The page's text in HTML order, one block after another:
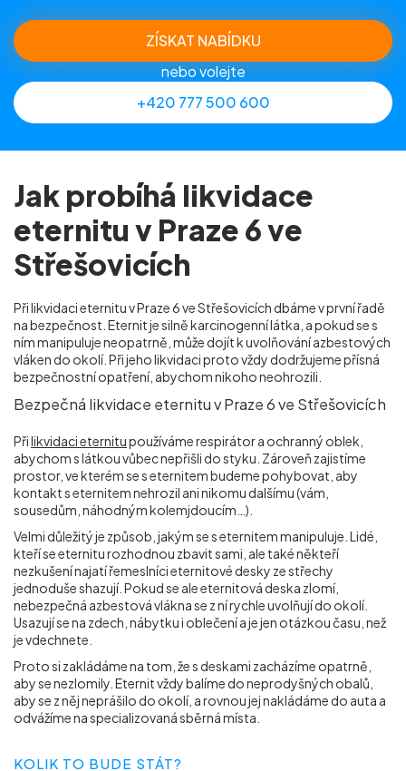
ZÍSKAT NABÍDKU
nebo volejte
+420 777 500 600
Jak probíhá likvidace
eternitu v Praze 6 ve
Střešovicích
Při likvidaci eternitu v Praze 6 ve Střešovicích dbáme v první řadě
na bezpečnost. Eternit je silně karcinogenní látka, a pokud se s
ním manipuluje neopatrně, může dojít k uvolňování azbestových
vláken do okolí. Při jeho likvidaci proto vždy dodržujeme přísná
bezpečnostní opatření, abychom nikoho neohrozili.
Bezpečná likvidace eternitu v Praze 6 ve Střešovicích
Přilikvidaci eternitupoužíváme respirátor a ochranný oblek,
abychom s látkou vůbec nepřišli do styku. Zároveň zajistíme
prostor, ve kterém se s eternitem budeme pohybovat, aby
kontakt s eternitem nehrozil ani nikomu dalšímu (vám,
sousedům, náhodným kolemjdoucím…).
Velmi důležitý je způsob, jakým se s eternitem manipuluje. Lidé,
kteří se eternitu rozhodnou zbavit sami, ale také někteří
nezkušení najatí řemeslníci eternitové desky ze střechy
jednoduše shazují. Pokud se ale eternitová deska zlomí,
nebezpečná azbestová vlákna se z ní rychle uvolňují do okolí.
Usazují se na zdech, nábytku i oblečení a je jen otázkou času, než
je vdechnete.
Proto si zakládáme na tom, že s deskami zacházíme opatrně,
aby se nezlomily. Eternit vždy balíme do neprodyšných obalů,
aby se z něj neprášilo do okolí, a rovnou jej nakládáme do auta a
odvážíme na specializovaná sběrná místa.
KOLIK TO BUDE STÁT?